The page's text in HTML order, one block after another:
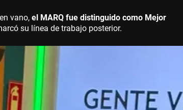
vano, el MARQ fue distinguido como Mejor
su línea de trabajo posterior.